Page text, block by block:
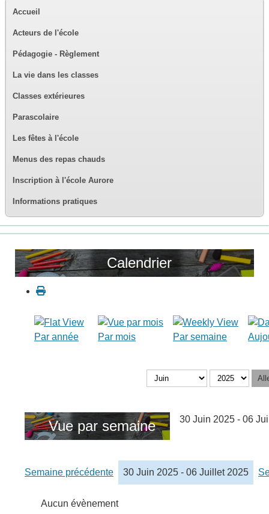
Accueil
Acteurs de l'école
Pédagogie - Règlement
La vie dans les classes
Classes extérieures
Parascolaire
Les fêtes à l'école
Menus des repas chauds
Inscription à l'école Aurore
Informations pratiques
Calendrier
Par année Par mois Par semaine
Vue par semaine 30 Juin 2025 - 06
Semaine précédente 30 Juin 2025 - 06 Juillet 2025
Aucun évènement